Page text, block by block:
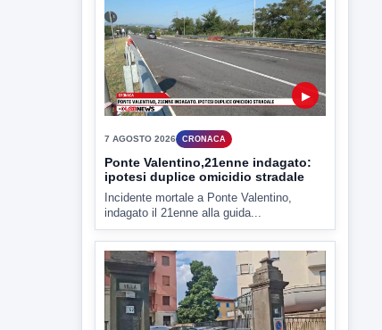
CRONACA
Ponte Valentino,21enne indagato:
ipotesi duplice omicidio stradale
Incidente mortale a Ponte Valentino,
indagato il 21enne alla guida...
7 AGOSTO 2026 CRONACA
Malore o aggressione? Sarà
l'autopsia a chiarire il giallo di Villa
Adriana